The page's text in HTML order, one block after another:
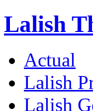
Lalish
Actual
Lalish
Lalish